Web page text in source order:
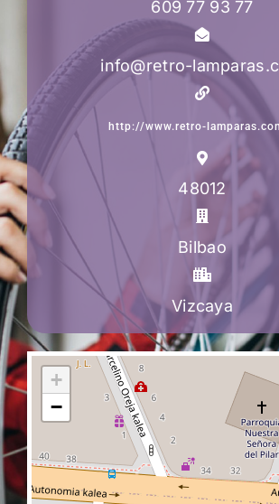
609 77 93 77
info@retro-
http://www.retro-
48012
Bilbao
Vizcaya
+
−